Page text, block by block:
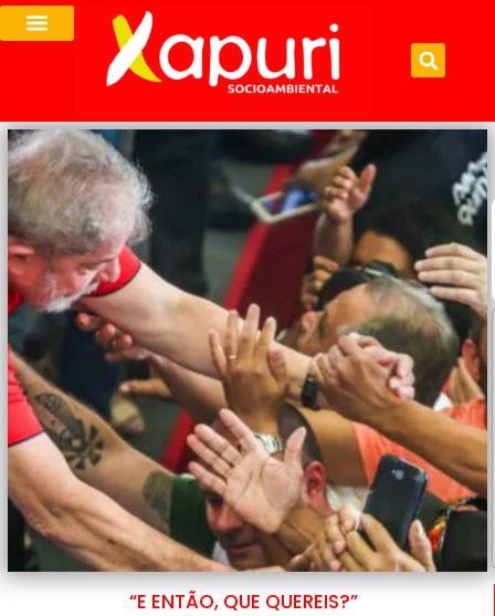
“E ENTÃO, QUE QUEREIS?”